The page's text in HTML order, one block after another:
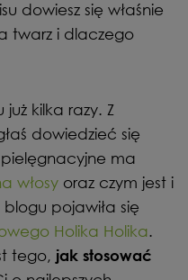
dowiesz się właśnie
twarz i dlaczego
kilka razy. Z
dowiedzieć się
ma
włosy oraz czym jest i
pojawiła się
Holika Holika.
tego, jak stosować